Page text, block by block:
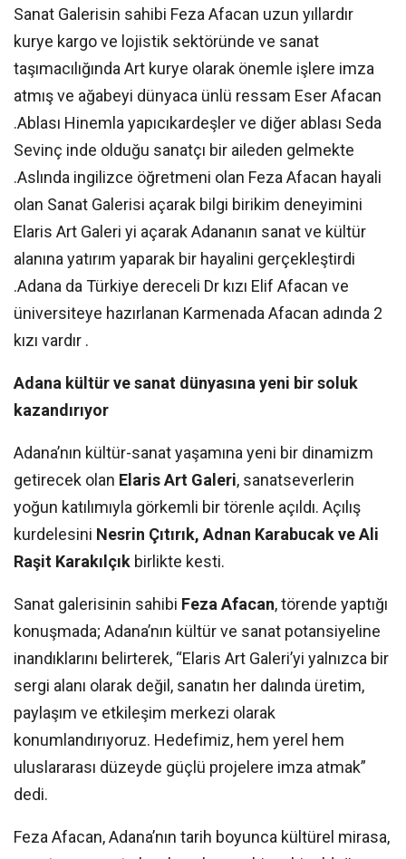
Sanat Galerisin sahibi Feza Afacan uzun yıllardır
kurye kargo ve lojistik sektöründe ve sanat
taşımacılığında Art kurye olarak önemle işlere imza
atmış ve ağabeyi dünyaca ünlü ressam Eser Afacan
.Ablası Hinemla yapıcıkardeşler ve diğer ablası Seda
Sevinç inde olduğu sanatçı bir aileden gelmekte
.Aslında ingilizce öğretmeni olan Feza Afacan hayali
olan Sanat Galerisi açarak bilgi birikim deneyimini
Elaris Art Galeri yi açarak Adananın sanat ve kültür
alanına yatırım yaparak bir hayalini gerçekleştirdi
.Adana da Türkiye dereceli Dr kızı Elif Afacan ve
üniversiteye hazırlanan Karmenada Afacan adında 2
kızı vardır .
Adana kültür ve sanat dünyasına yeni bir soluk
kazandırıyor
Adana’nın kültür-sanat yaşamına yeni bir dinamizm
getirecek olan Elaris Art Galeri, sanatseverlerin
yoğun katılımıyla görkemli bir törenle açıldı. Açılış
kurdelesini Nesrin Çıtırık, Adnan Karabucak ve Ali
Raşit Karakılçık birlikte kesti.
Sanat galerisinin sahibi Feza Afacan, törende yaptığı
konuşmada; Adana’nın kültür ve sanat potansiyeline
inandıklarını belirterek, “Elaris Art Galeri’yi yalnızca bir
sergi alanı olarak değil, sanatın her dalında üretim,
paylaşım ve etkileşim merkezi olarak
konumlandırıyoruz. Hedefimiz, hem yerel hem
uluslararası düzeyde güçlü projelere imza atmak”
dedi.
Feza Afacan, Adana’nın tarih boyunca kültürel mirasa,